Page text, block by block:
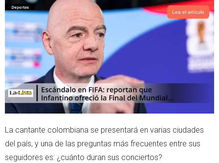
Lea el artículo
La cantante colombiana se presentará en varias ciudades
del país, y una de las preguntas más frecuentes entre sus
seguidores es: ¿cuánto duran sus conciertos?